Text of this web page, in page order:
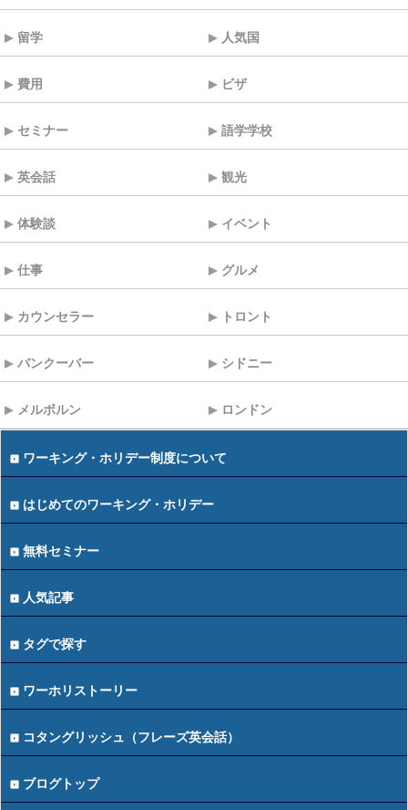
留学 人気国
費用 ビザ
セミナー 語学学校
英会話 観光
体験談 イベント
仕事 グルメ
カウンセラー トロント
バンクーバー シドニー
メルボルン ロンドン
ワーキング・ホリデー制度について
はじめてのワーキング・ホリデー
無料セミナー
人気記事
タグで探す
ワーホリストーリー
コタングリッシュ（フレーズ英会話）
ブログトップ